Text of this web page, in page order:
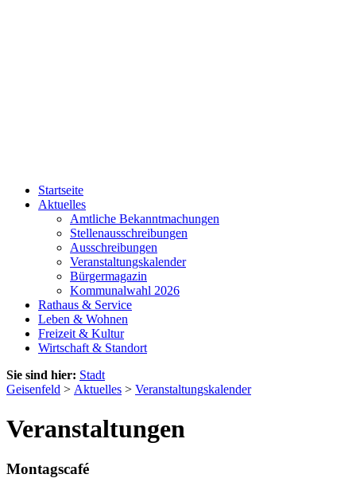
Startseite
Aktuelles
Amtliche Bekanntmachungen
Stellenausschreibungen
Ausschreibungen
Veranstaltungskalender
Bürgermagazin
Kommunalwahl 2026
Rathaus & Service
Leben & Wohnen
Freizeit & Kultur
Wirtschaft & Standort
Sie sind hier: Stadt
Geisenfeld > Aktuelles > Veranstaltungskalender
Veranstaltungen
Montagscafé